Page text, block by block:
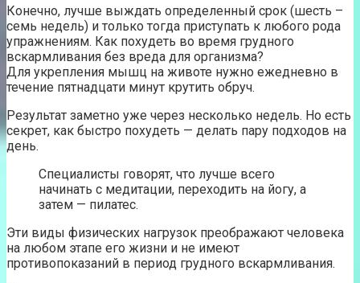
Конечно, лучше выждать определенный срок (шесть –
семь недель) и только тогда приступать к любого рода
упражнениям. Как похудеть во время грудного
вскармливания без вреда для организма?
Для укрепления мышц на животе нужно ежедневно в
течение пятнадцати минут крутить обруч.
Результат заметно уже через несколько недель. Но есть
секрет, как быстро похудеть — делать пару подходов на
день.
Специалисты говорят, что лучше всего
начинать с медитации, переходить на йогу, а
затем — пилатес.
Эти виды физических нагрузок преображают человека
на любом этапе его жизни и не имеют
противопоказаний в период грудного вскармливания.